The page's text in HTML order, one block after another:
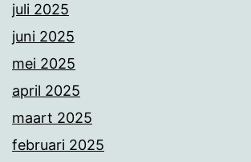
juli 2025
juni 2025
mei 2025
april 2025
maart 2025
februari 2025